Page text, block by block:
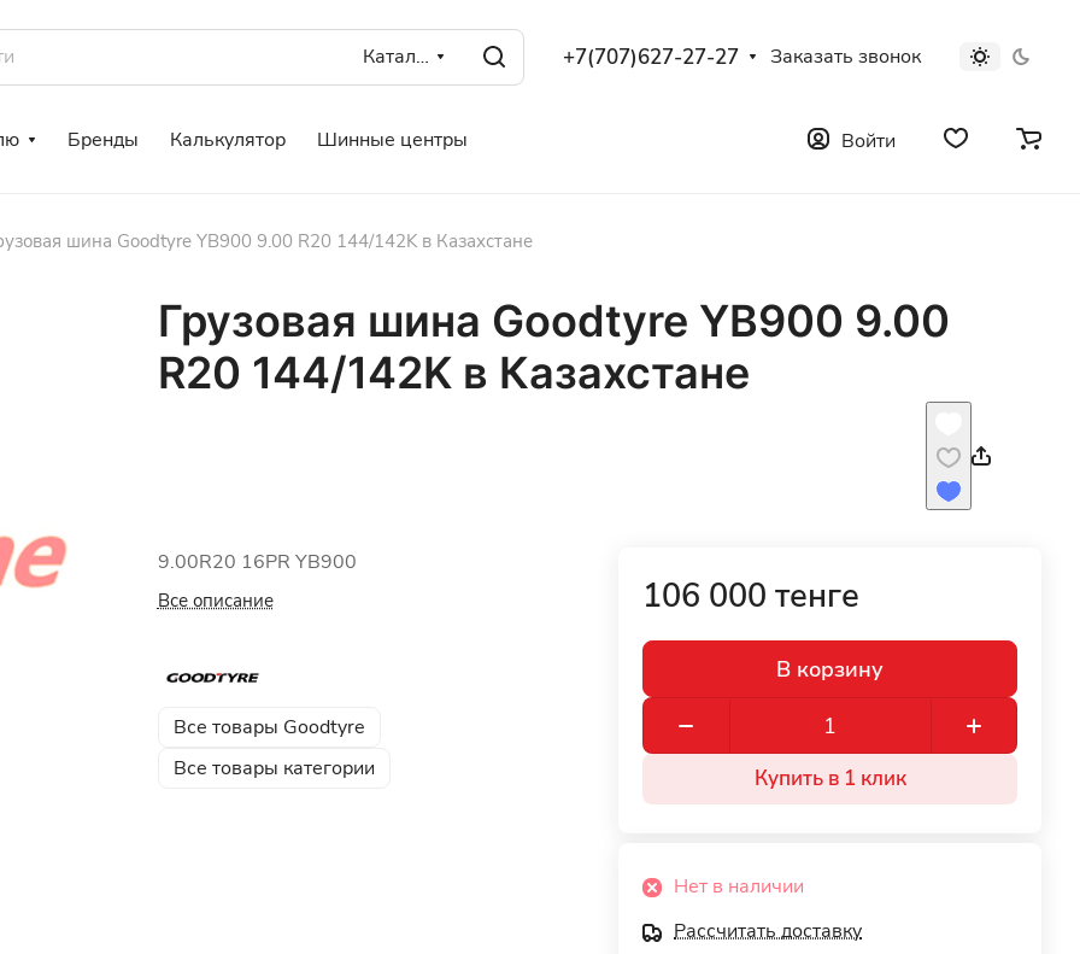
Каталог +7(707)627-27-27 Заказать звонок
Бренды Калькулятор Шинные центры Войти
шина Goodtyre YB900 9.00 R20 144/142K в Казахстане
Грузовая шина Goodtyre YB900 9.00
R20 144/142K в Казахстане
9.00R20 16РR YB900
Все описание
Все товары Goodtyre
Все товары категории
106 000 тенге
В корзину
Купить в 1 клик
Нет в наличии
Рассчитать доставку